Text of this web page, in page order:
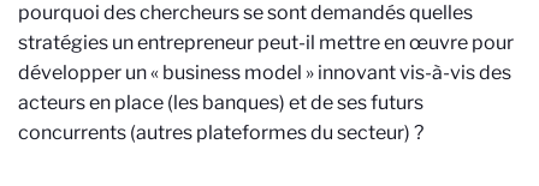
pourquoi des chercheurs se sont demandés quelles
stratégies un entrepreneur peut-il mettre en œuvre pour
développer un « business model » innovant vis-à-vis des
acteurs en place (les banques) et de ses futurs
concurrents (autres plateformes du secteur) ?